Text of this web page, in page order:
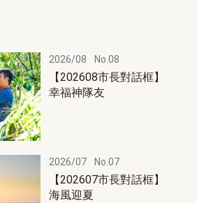
2026/08 No.08
【202608市長對話框】
幸福神隊友
2026/07 No.07
【202607市長對話框】
海風迎夏